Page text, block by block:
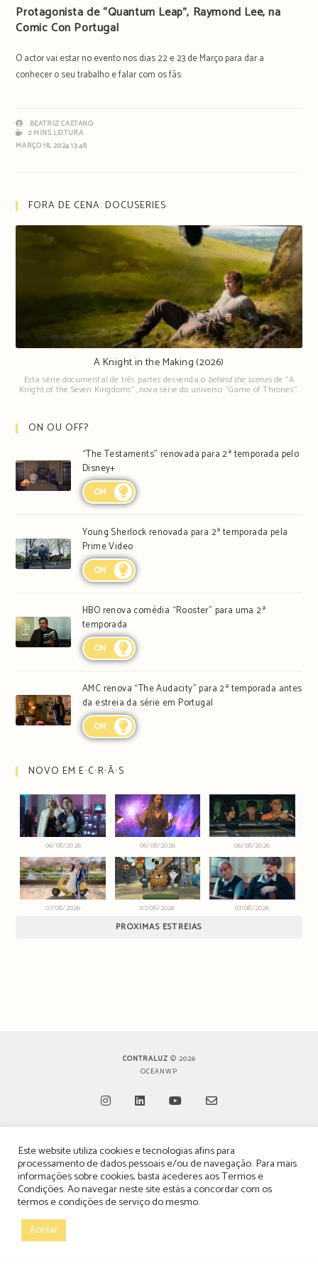
Protagonista de “Quantum Leap”, Raymond Lee, na
Comic Con Portugal
O actor vai estar no evento nos dias 22 e 23 de Março para dar a
conhecer o seu trabalho e falar com os fãs.
BEATRIZ CAETANO
2 MINS LEITURA
MARÇO 18, 2024 13:48
FORA DE CENA: DOCUSERIES
A Knight in the Making (2026)
Esta série documental de três partes desvenda o behind the scenesde "A
Knight of the Seven Kingdoms", nova série do universo "Game of Thrones".
ON OU OFF?
“The Testaments” renovada para 2ª temporada pelo
Disney+
ON
Young Sherlock renovada para 2ª temporada pela
Prime Video
ON
HBO renova comédia “Rooster” para uma 2ª
temporada
ON
AMC renova “The Audacity” para 2ª temporada antes
da estreia da série em Portugal
ON
NOVO EM E∙C∙R∙Ã∙S
06/08/2026 06/08/2026 06/08/2026
07/08/2026 07/08/2026 07/08/2026
PRÓXIMAS ESTREIAS
CONTRALUZ © 2026
OCEANWP
in
a
new
in
a
new
tab
in
a
new
in
a
new
TERMOS, CONDIÇÕES & POLÍTICA DE PRIVACIDADE
ESTATUTO EDITORIAL
POLÍTICA DE PUBLICIDADE E ANÚNCIOS
Este website utiliza cookies e tecnologias afins para
processamento de dados pessoais e/ou de navegação. Para mais
informações sobre cookies, basta acederes aosTermos e
Condições. Ao navegar neste site estás a concordar com os
termos e condições de serviço do mesmo.
Aceitar